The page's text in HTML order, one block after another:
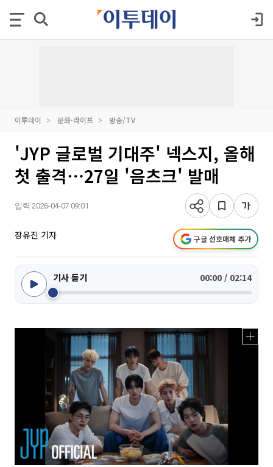
이투데이 문화·라이프 방송/TV
'JYP 글로벌 기대주' 넥스지, 올해
첫 출격⋯27일 '음츠크' 발매
입력 2026-04-07 09:01
장유진 기자 구글 선호매체 추가
기사 듣기 00:00 / 02:14